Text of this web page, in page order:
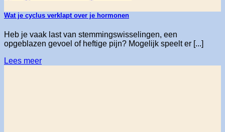
Wat je cyclus verklapt over je hormonen
Heb je vaak last van stemmingswisselingen, een
opgeblazen gevoel of heftige pijn? Mogelijk speelt er [...]
Lees meer